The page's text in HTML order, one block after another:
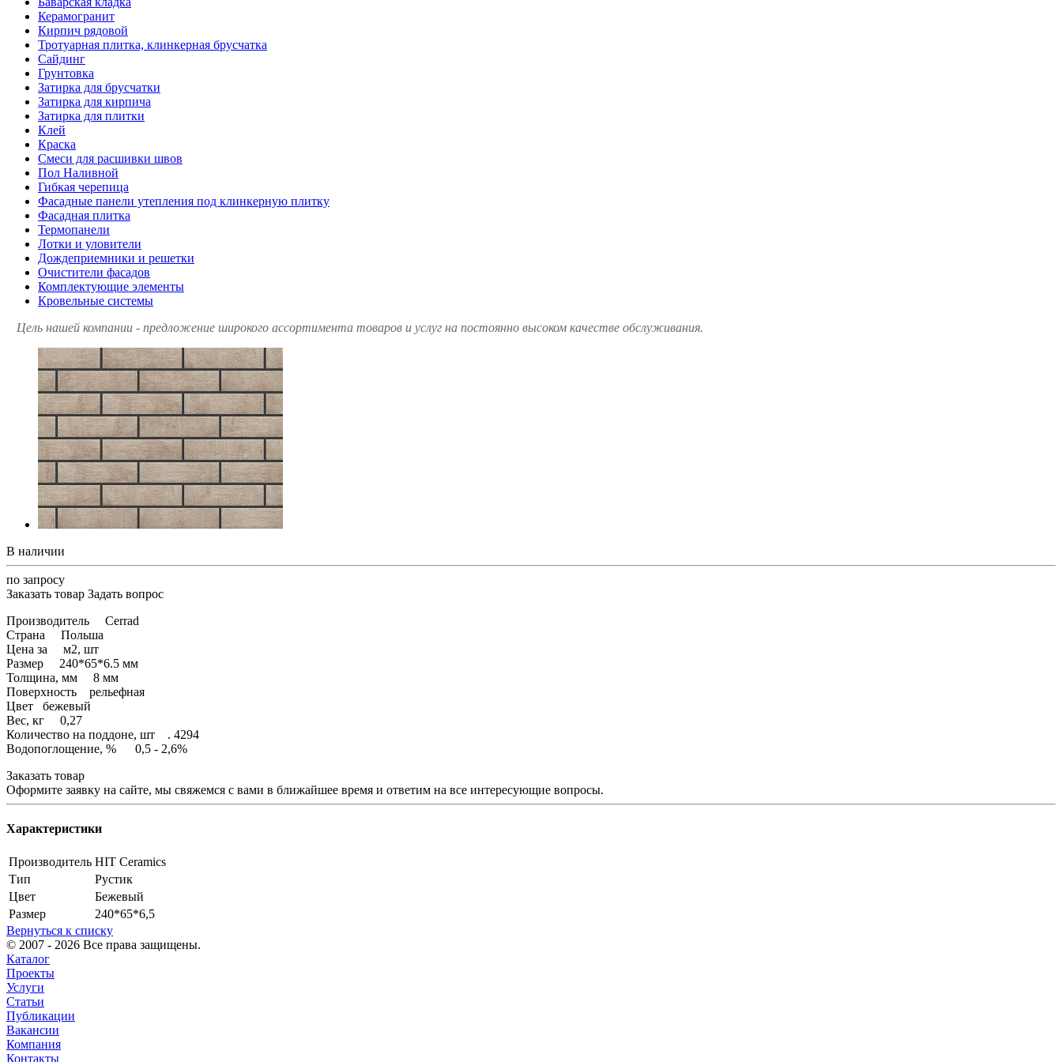
Керамогранит
Кирпич рядовой
Тротуарная плитка, клинкерная брусчатка
Сайдинг
Грунтовка
Затирка для брусчатки
Затирка для кирпича
Затирка для плитки
Клей
Краска
Смеси для расшивки швов
Пол Наливной
Гибкая черепица
Фасадные панели утепления под клинкерную плитку
Фасадная плитка
Термопанели
Лотки и уловители
Дождеприемники и решетки
Очистители фасадов
Комплектующие элементы
Кровельные системы
Цель нашей компании - предложение широкого ассортимента товаров и услуг на постоянно высоком качестве обслуживания.
В наличии
по запросу
Заказать товар Задать вопрос
Производитель Cerrad
Страна Польша
Цена за м2, шт
Размер 240*65*6.5 мм
Толщина, мм 8 мм
Поверхность рельефная
Цвет бежевый
Вес, кг 0,27
Количество на поддоне, шт . 4294
Водопоглощение, % 0,5 - 2,6%
Заказать товар
Оформите заявку на сайте, мы свяжемся с вами в ближайшее время и ответим на все интересующие вопросы.
Характеристики
Производитель HIT Ceramics
Тип
Рустик
Цвет
Бежевый
Размер
240*65*6,5
Вернуться к списку
© 2007 - 2026 Все права защищены.
Каталог
Проекты
Услуги
Статьи
Публикации
Вакансии
Компания
Контакты